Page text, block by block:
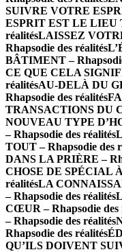
SUIVRE VOTRE
ESPRIT EST LE LIEU
réalitésLAISSEZ
Rhapsodie des réalités
BÂTIMENT –
CE QUE CELA
réalitésAU-DELÀ DU
Rhapsodie des réalités
TRANSACTIONS DU
NOUVEAU TYPE
– Rhapsodie des réalités
TOUT – Rhapsodie des
DANS LA PRIÈRE –
CHOSE DE SPÉCIAL
réalitésLA
– Rhapsodie des réalités
CŒUR – Rhapsodie des
– Rhapsodie des réalités
Rhapsodie des réalités
QU’ILS DOIVENT